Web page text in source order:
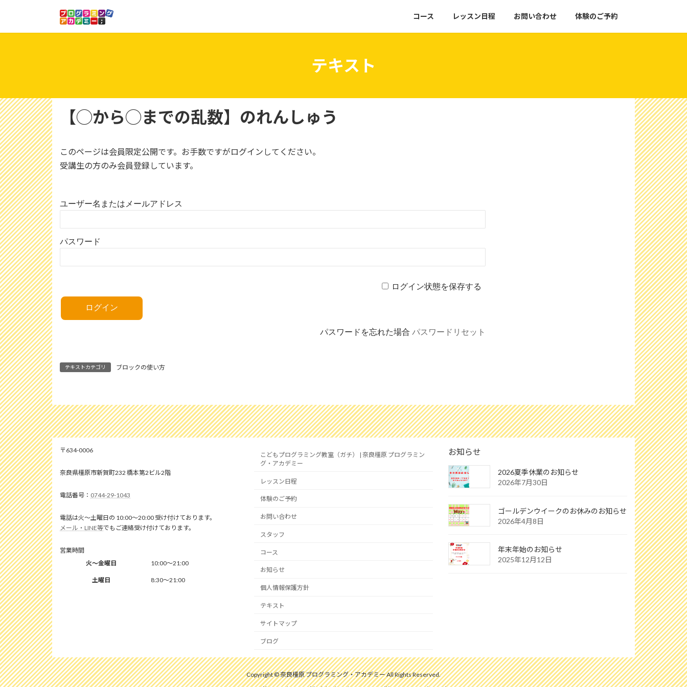
テ
ッ
プ
ゲ
移
動
コース レッスン日程 お問い合わせ 体験のご予約
テキスト
【◯から◯までの乱数】のれんしゅう
このページは会員限定公開です。お手数ですがログインしてください。
受講生の方のみ会員登録しています。
ユーザー名またはメールアドレス
パスワード
ログイン状態を保存する
パスワードを忘れた場合 パスワードリセット
テキストカテゴリ ブロックの使い方
634-0006
奈良県橿原市新賀町232 橋本第2ビル2階
0744-29-1043
電話は火～土曜日の 10:00～20:00 受け付けております。
メール・LINE等でもご連絡受け付けております。
営業時間
火～金曜日
10:00～21:00
土曜日 8:30～21:00
こどもプログラミング教室（ガチ） | 奈良橿原 プログラミン
グ・アカデミー
レッスン日程
体験のご予約
お問い合わせ
スタッフ
コース
お知らせ
個人情報保護方針
テキスト
サイトマップ
ブログ
お知らせ
2026夏季休業のお知らせ
2026年7月30日
ゴールデンウイークのお休みのお知らせ
2026年4月8日
年末年始のお知らせ
2025年12月12日
Copyright © 奈良橿原 プログラミング・アカデミー All Rights Reserved.